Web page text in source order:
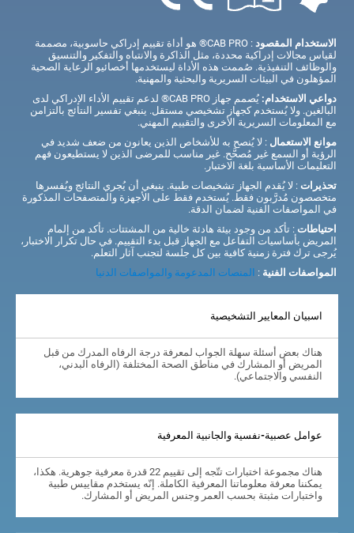
الاستخدام المقصود
: CAB PRO® هو أداة تقييم إدراكي حاسوبية، مصممة
لقياس مجالات إدراكية محددة، مثل الذاكرة والانتباه والتفكير والتنسيق
والوظائف التنفيذية. صُممت هذه الأداة ليستخدمها أخصائيو الرعاية الصحية
المؤهلون في البيئات السريرية والبحثية والمهنية.
دواعي الاستخدام:
يُصمم جهاز CAB PRO® لدعم تقييم الأداء الإدراكي لدى
البالغين. ولا يُستخدم كجهاز تشخيصي مستقل. ينبغي تفسير النتائج بالتزامن
مع المعلومات السريرية الأخرى والتقييم المهني.
موانع الاستعمال : لا يُنصح به للأشخاص الذين يعانون من ضعف شديد في
الرؤية أو السمع غير مُصحَّح. غير مناسب للمرضى الذين لا يستطيعون فهم
التعليمات الأساسية بلغة الاختبار.
تحذيرات : لا يُقدم الجهاز تشخيصات طبية. ينبغي أن يُجري النتائج ويُفسرها
متخصصون مُدرَّبون فقط. يُستخدم فقط على الأجهزة والمتصفحات المذكورة
في المواصفات الفنية لضمان الدقة.
احتياطات : تأكد من وجود بيئة هادئة خالية من المشتتات. تأكد من إلمام
المريض بأساسيات التفاعل مع الجهاز قبل بدء التقييم. في حال تكرار الاختبار،
يُرجى ترك فترة زمنية كافية بين كل جلسة لتجنب آثار التعلم.
المواصفات الفنية : المنصات المدعومة والمواصفات الدنيا
اسبيان المعايير التشخيصية
هناك بعض أسئلة سهلة الجواب لمعرفة درجة الرفاه المدرك من قبل
المريض أو المشارك في مناطق الصحة المختلفة (الرفاه البدني،
النفسي والاجتماعي).
عوامل عصبية-نفسية والجانبية المعرفية
هناك مجموعة اختبارات تتّجه إلى تقييم 22 قدرة معرفية جوهرية. هكذا،
يمكننا معرفة معلوماتنا المعرفية الكاملة. إنّه يستخدم مقاييس طبية
واختبارات مثبتة بحسب العمر وجنس المريض أو المشارك.